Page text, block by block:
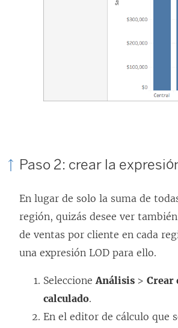
Paso 2: crear la
En lugar de solo la suma de
región, quizás desee ver
de ventas por cliente en cada
una expresión LOD para ello.
SeleccioneAnálisis > Crear
calculado.
En el editor de cálculo que